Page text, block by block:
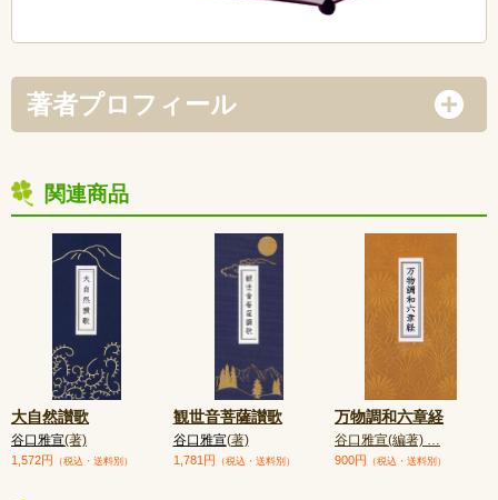
著者プロフィール
関連商品
大自然讃歌
谷口雅宣(著)
1,572円 （税込・送料別）
観世音菩薩讃歌
谷口雅宣(著)
1,781円 （税込・送料別）
万物調和六章経
谷口雅宣(編著) …
900円 （税込・送料別）